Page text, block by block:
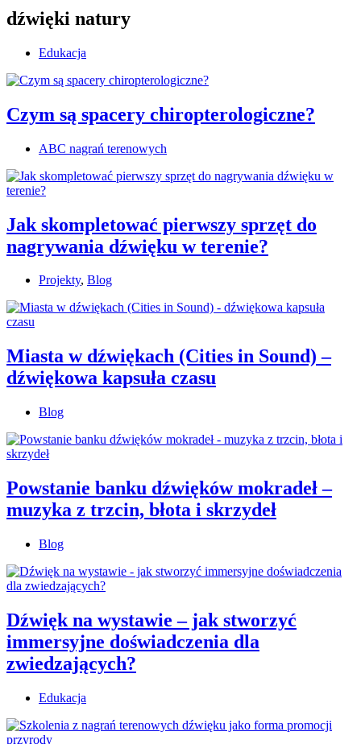
dźwięki natury
Edukacja
Czym są spacery chiropterologiczne?
ABC nagrań terenowych
Jak skompletować pierwszy sprzęt do
nagrywania dźwięku w terenie?
Projekty, Blog
Miasta w dźwiękach (Cities in Sound) –
dźwiękowa kapsuła czasu
Blog
Powstanie banku dźwięków mokradeł –
muzyka z trzcin, błota i skrzydeł
Blog
Dźwięk na wystawie – jak stworzyć
immersyjne doświadczenia dla
zwiedzających?
Edukacja